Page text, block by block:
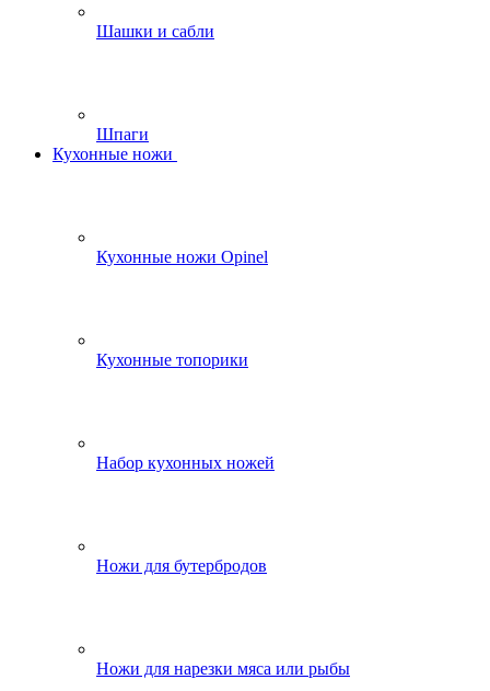
Шашки и сабли
Шпаги
Кухонные ножи
Кухонные ножи Opinel
Кухонные топорики
Набор кухонных ножей
Ножи для бутербродов
Ножи для нарезки мяса или рыбы